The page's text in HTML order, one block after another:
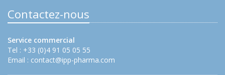
Contactez-nous
Service commercial
Tel : +33 (0)4 91 05 05 55
Email : contact@ipp-pharma.com